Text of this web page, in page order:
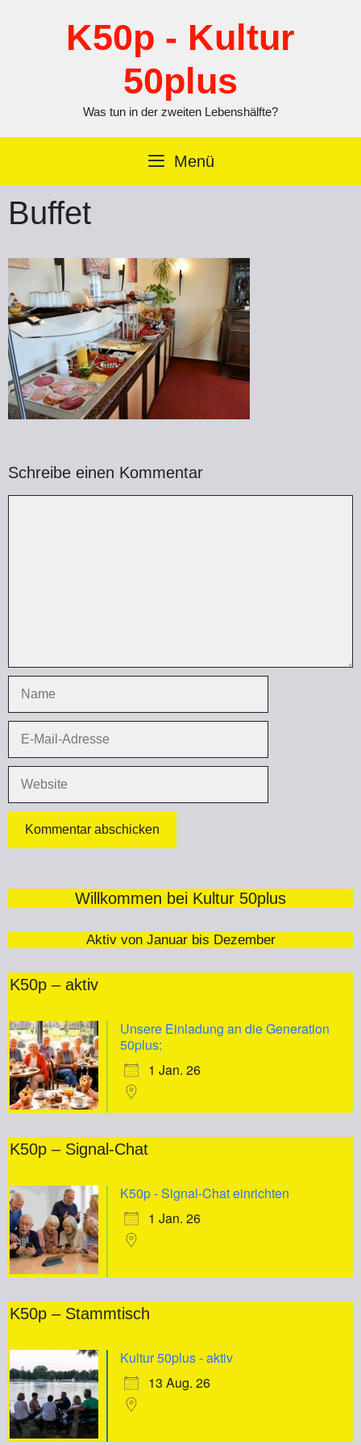
K50p - Kultur
50plus
Was tun in der zweiten Lebenshälfte?
Menü
Buffet
Schreibe einen Kommentar
Mail-
Adresse
Willkommen bei Kultur 50plus
Aktiv von Januar bis Dezember
K50p – aktiv
Unsere Einladung an die Generation
50plus:
1 Jan. 26
K50p – Signal-Chat
K50p - Signal-Chat einrichten
1 Jan. 26
K50p – Stammtisch
Kultur 50plus - aktiv
13 Aug. 26